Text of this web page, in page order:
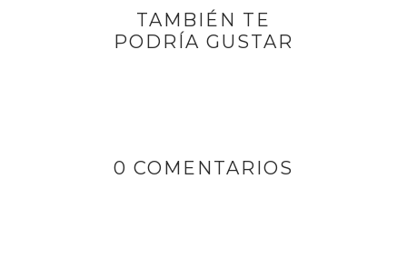
TAMBIÉN TE
PODRÍA GUSTAR
0 COMENTARIOS